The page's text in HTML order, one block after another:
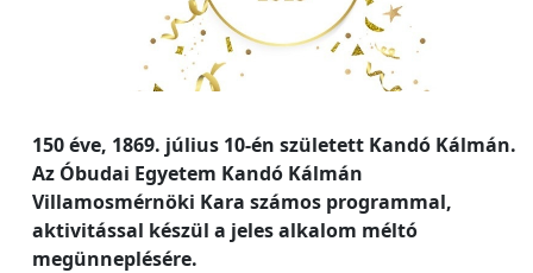
150 éve, 1869. július 10-én született Kandó Kálmán.
Az Óbudai Egyetem Kandó Kálmán
Villamosmérnöki Kara számos programmal,
aktivitással készül a jeles alkalom méltó
megünneplésére.